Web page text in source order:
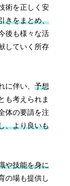
術を正しく安
きをまとめ、
後も様々な活
していく所存
に伴い、予想
も考えられま
体の要請を注
、より良いも
や技能を身に
の場も提供し